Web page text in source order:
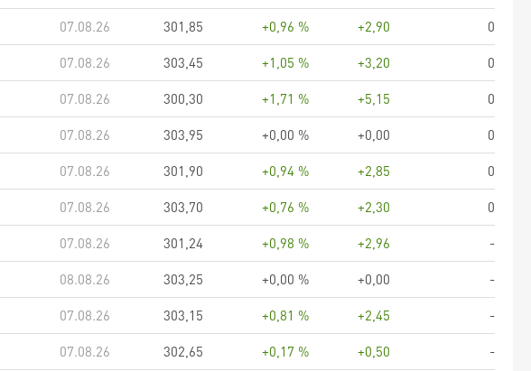
07.08.26 301,85 +0,96 % +2,90
0
07.08.26 303,45 +1,05 % +3,20
0
07.08.26 300,30 +1,71 % +5,15
0
07.08.26 303,95 +0,00 % +0,00
0
07.08.26 301,90 +0,94 % +2,85
0
07.08.26 303,70 +0,76 % +2,30
0
07.08.26 301,24 +0,98 % +2,96
-
08.08.26 303,25 +0,00 % +0,00
-
07.08.26 303,15 +0,81 % +2,45
-
07.08.26 302,65 +0,17 % +0,50
-